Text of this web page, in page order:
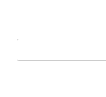
for: